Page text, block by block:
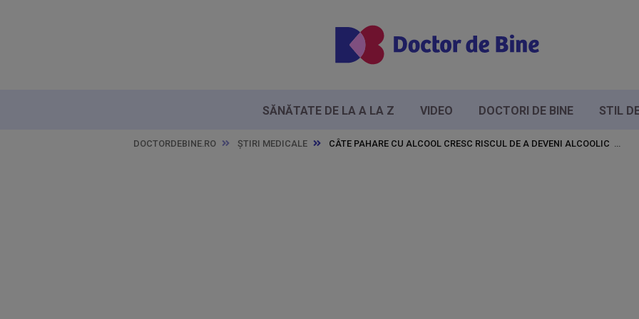
SĂNĂTATE DE LA A LA Z VIDEO DOCTORI DE BINE STIL
DOCTORDEBINE.RO ȘTIRI MEDICALE CÂTE PAHARE CU ALCOOL CRESC RISCUL DE A DEVENI ALCOOLIC